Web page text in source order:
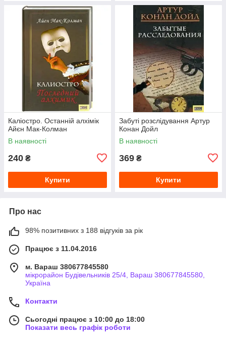
Каліостро. Останній алхімік
Айєн Мак-Колман
В наявності
240 ₴
Купити
Забуті розслідування Артур
Конан Дойл
В наявності
369 ₴
Купити
Про нас
98% позитивних з 188 відгуків за рік
Працює з 11.04.2016
м. Вараш 380677845580
мікрорайон Будівельників 25/4, Вараш 380677845580,
Україна
Контакти
Сьогодні працює з 10:00 до 18:00
Показати весь графік роботи